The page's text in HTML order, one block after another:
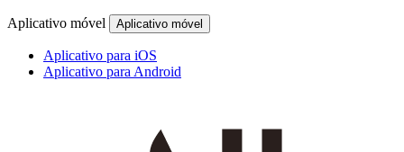
Aplicativo móvel Aplicativo móvel
Aplicativo para iOS
Aplicativo para Android